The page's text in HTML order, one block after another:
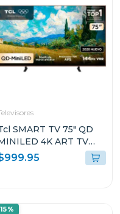
SMART TV 75" QD
4K ART TV
TV A400PRO